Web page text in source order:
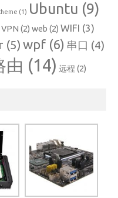
(1) Ubuntu (9)
VPN (2) web (2) WIFI (3)
(5) wpf (6) 串口 (4)
由 (14) 远程 (2)